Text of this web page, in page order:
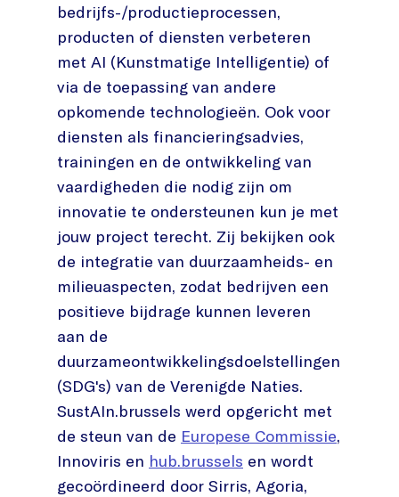
bedrijfs-/productieprocessen,
producten of diensten verbeteren
met AI (Kunstmatige Intelligentie) of
via de toepassing van andere
opkomende technologieën. Ook voor
diensten als financieringsadvies,
trainingen en de ontwikkeling van
vaardigheden die nodig zijn om
innovatie te ondersteunen kun je met
jouw project terecht. Zij bekijken ook
de integratie van duurzaamheids- en
milieuaspecten, zodat bedrijven een
positieve bijdrage kunnen leveren
aan de
duurzameontwikkelingsdoelstellingen
(SDG's) van de Verenigde Naties.
SustAIn.brussels werd opgericht met
de steun van de Europese Commissie,
Innoviris en hub.brussels en wordt
gecoördineerd door Sirris, Agoria,